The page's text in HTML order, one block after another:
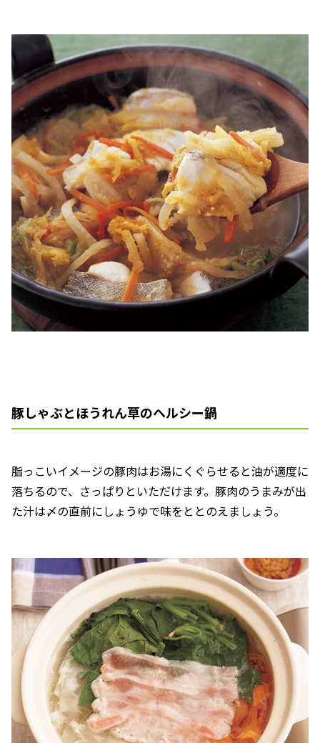
豚しゃぶとほうれん草のヘルシー鍋
脂っこいイメージの豚肉はお湯にくぐらせると油が適度に
落ちるので、さっぱりといただけます。豚肉のうまみが出
た汁は〆の直前にしょうゆで味をととのえましょう。